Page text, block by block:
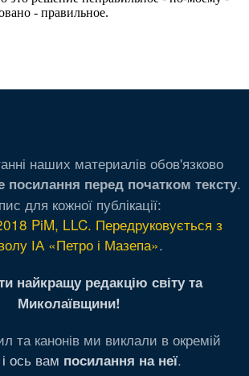
наших материалів обов'язково
посилання перед початком тексту.
для кожної публікації:
PiM, LLC. Передруковується з
ІА «Петро і Мазепа».
найкращу редакцію світу та
Миколаївщини!
та канонів ми виклали в окремій
і ось вам посилання на неї.